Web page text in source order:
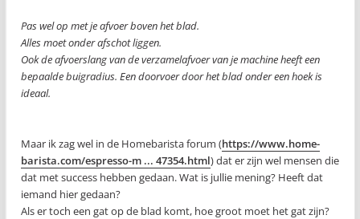
Pas wel op met je afvoer boven het blad.
Alles moet onder afschot liggen.
Ook de afvoerslang van de verzamelafvoer van je machine heeft een
bepaalde buigradius. Een doorvoer door het blad onder een hoek is
ideaal.
Maar ik zag wel in de Homebarista forum (https://www.home-
barista.com/espresso-m ... 47354.html) dat er zijn wel mensen die
dat met success hebben gedaan. Wat is jullie mening? Heeft dat
iemand hier gedaan?
Als er toch een gat op de blad komt, hoe groot moet het gat zijn?